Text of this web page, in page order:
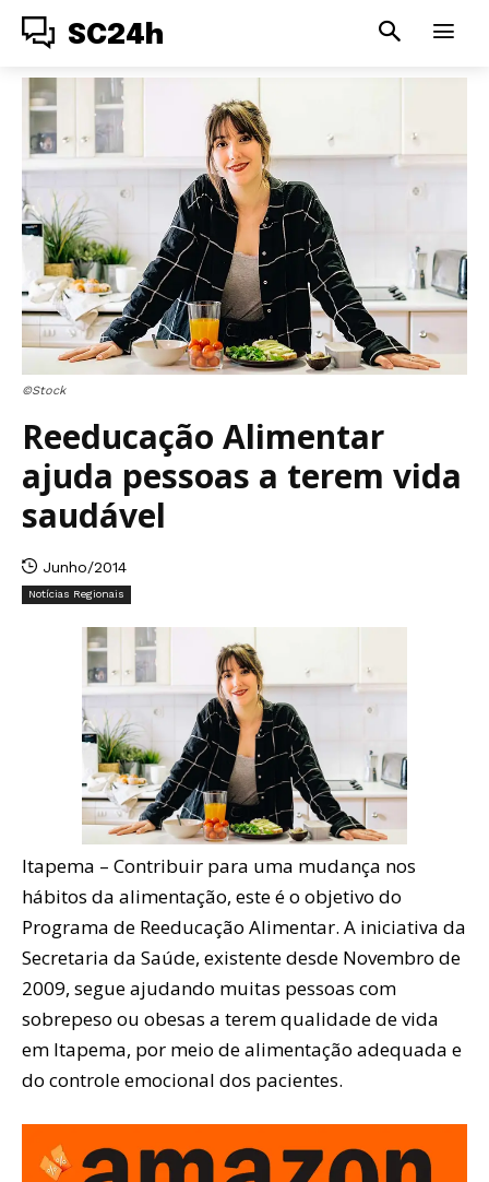
SC24h
©Stock
Reeducação Alimentar
ajuda pessoas a terem vida
saudável
Junho/2014
Notícias Regionais
Itapema – Contribuir para uma mudança nos
hábitos da alimentação, este é o objetivo do
Programa de Reeducação Alimentar. A iniciativa da
Secretaria da Saúde, existente desde Novembro de
2009, segue ajudando muitas pessoas com
sobrepeso ou obesas a terem qualidade de vida
em Itapema, por meio de alimentação adequada e
do controle emocional dos pacientes.